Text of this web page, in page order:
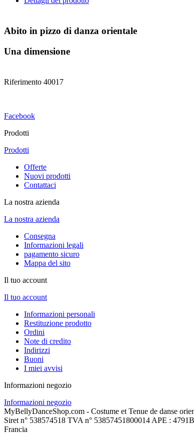
Abito in pizzo di danza orientale
Una dimensione
Riferimento 40017
Facebook
Prodotti
Prodotti
Offerte
Nuovi prodotti
Contattaci
La nostra azienda
La nostra azienda
Consegna
Informazioni legali
pagamento sicuro
Mappa del sito
Il tuo account
Il tuo account
Informazioni personali
Restituzione prodotto
Ordini
Note di credito
Indirizzi
Buoni
I miei avvisi
Informazioni negozio
Informazioni negozio
MyBellyDanceShop.com - Costume et Tenue de danse
Siret n° 538574518 TVA n° 53857451800014 APE : 4791B
Francia